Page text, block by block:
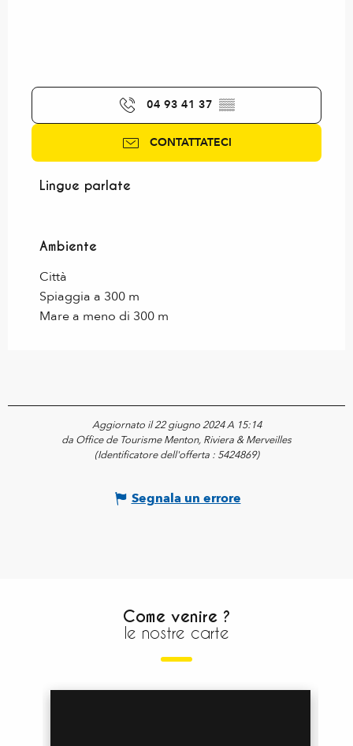
04 93 41 37 ▒▒
CONTATTATECI
Lingue parlate
Lingue parlate
Ambiente
Ambiente
Città
Spiaggia a 300 m
Mare a meno di 300 m
Aggiornato il 22 giugno 2024 A 15:14
da Office de Tourisme Menton, Riviera & Merveilles
(Identificatore dell'offerta : 5424869)
Segnala un errore
Come venire ?
le nostre carte